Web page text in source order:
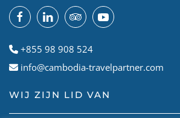
+855 98 908 524
info@cambodia-travelpartner.com
WIJ ZIJN LID VAN